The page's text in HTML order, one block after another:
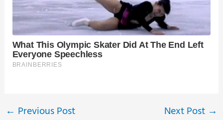
← Previous Post Next Post →